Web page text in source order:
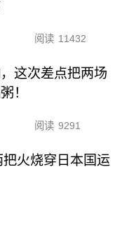
阅读 11432
这次差点把两场
！
阅读 9291
火烧穿日本国运